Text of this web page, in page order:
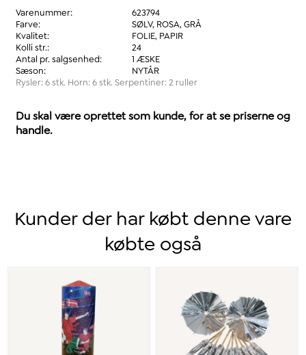
Varenummer:
623794
Farve:
SØLV, ROSA, GRÅ
Kvalitet:
FOLIE, PAPIR
Kolli str.:
24
Antal pr. salgsenhed:
1 ÆSKE
Sæson:
NYTÅR
Rysler: 6 stk. Horn: 6 stk. Serpentiner: 2 ruller
Du skal være oprettet som kunde, for at se priserne og
handle.
Kunder der har købt denne vare
købte også